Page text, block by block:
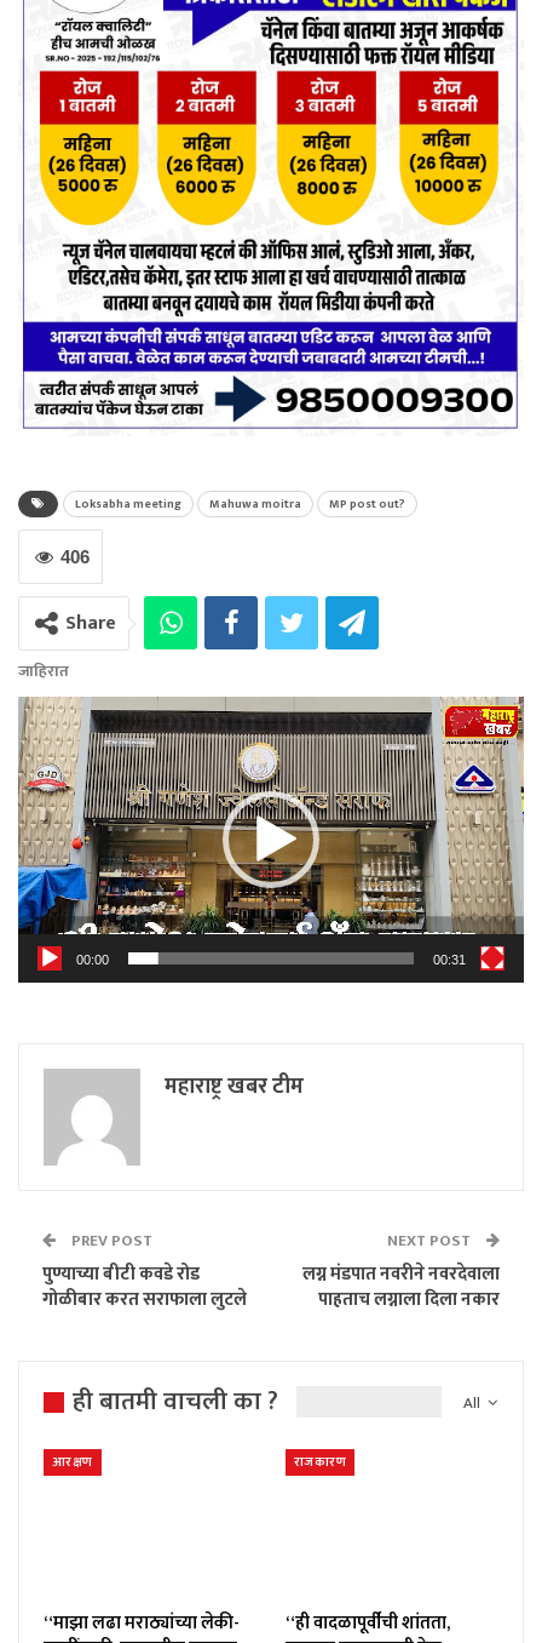
Loksabha meeting Mahuwa moitra MP post out?
406
Share
जाहिरात
Video
Player
00:00 00:31
महाराष्ट्र खबर टीम
PREV POST
पुण्याच्या बीटी कवडे रोड
गोळीबार करत सराफाला लुटले
NEXT POST
लग्न मंडपात नवरीने नवरदेवाला
पाहताच लग्नाला दिला नकार
All
ही बातमी वाचली का ?
आरक्षण
“माझा लढा मराठ्यांच्या लेकी-
राजकारण
“ही वादळापूर्वीची शांतता,